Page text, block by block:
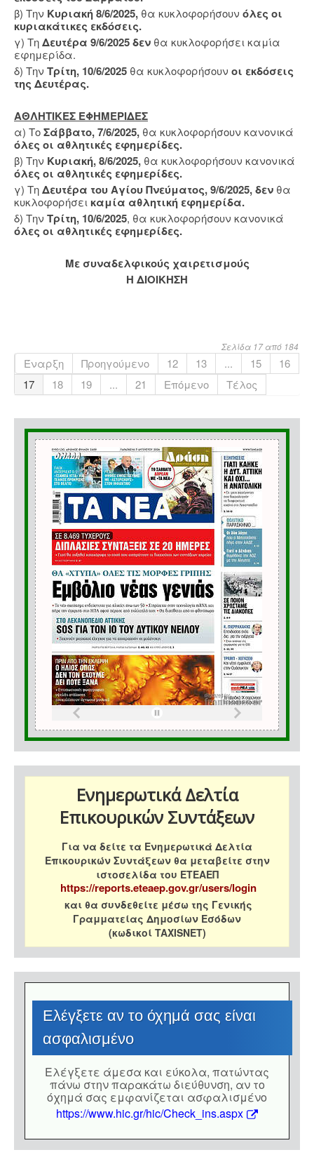
β) Την Κυριακή 8/6/2025, θα κυκλοφορήσουν όλες οι
κυριακάτικες εκδόσεις.
γ) ΤηΔευτέρα 9/6/2025 δεν θα κυκλοφορήσει καμία
εφημερίδα.
δ) Την Τρίτη, 10/6/2025 θα κυκλοφορήσουν οι εκδόσεις
της Δευτέρας.
ΑΘΛΗΤΙΚΕΣ ΕΦΗΜΕΡΙΔΕΣ
α) ΤοΣάββατο, 7/6/2025, θα κυκλοφορήσουν κανονικά
όλες οι αθλητικές εφημερίδες.
β) Την Κυριακή, 8/6/2025, θα κυκλοφορήσουν κανονικά
όλες οι αθλητικές εφημερίδες.
γ) ΤηΔευτέρα του Αγίου Πνεύματος,9/6/2025,δεν θα
κυκλοφορήσει καμία αθλητική εφημερίδα.
δ) Την Τρίτη, 10/6/2025, θα κυκλοφορήσουν κανονικά
όλες οι αθλητικές εφημερίδες.
Με συναδελφικούς χαιρετισμούς
Η ΔΙΟΙΚΗΣΗ
Σελίδα 17 από 184
Έναρξη Προηγούμενο 12 13 ... 15
16
17
18 19 ... 21 Επόμενο Τέλος
Ενημερωτικά Δελτία
Επικουρικών Συντάξεων
Για να δείτε τα Ενημερωτικά Δελτία
Επικουρικών Συντάξεων θα μεταβείτε στην
ιστοσελίδα του ΕΤΕΑΕΠ
https://reports.eteaep.gov.gr/users/login
και θα συνδεθείτε μέσω της Γενικής
Γραμματείας Δημοσίων Εσόδων
(κωδικοί TAXISNET)
Eλέγξετε αν το όχημά σας είναι
ασφαλισμένο
Eλέγξετε άμεσα και εύκολα, πατώντας
πάνω στην παρακάτω διεύθυνση, αν το
όχημά σας εμφανίζεται ασφαλισμένο
https://www.hic.gr/hic/Check_ins.aspx